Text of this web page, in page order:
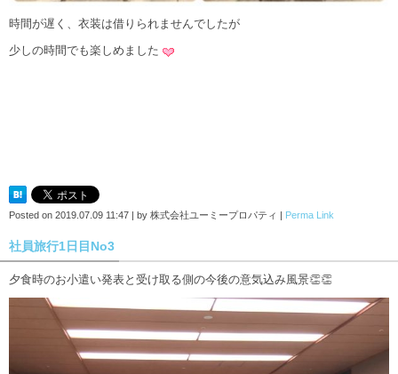
時間が遅く、衣装は借りられませんでしたが
少しの時間でも楽しめました
Posted on 2019.07.09 11:47 | by 株式会社ユーミープロパティ | Perma Link
社員旅行1日目No3
夕食時のお小遣い発表と受け取る側の今後の意気込み風景👏👏